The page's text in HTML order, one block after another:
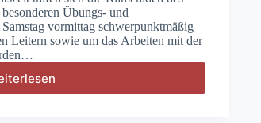
Übungs- und
vormittag schwerpunktmäßig
Leitern sowie um das Arbeiten mit der
Übung